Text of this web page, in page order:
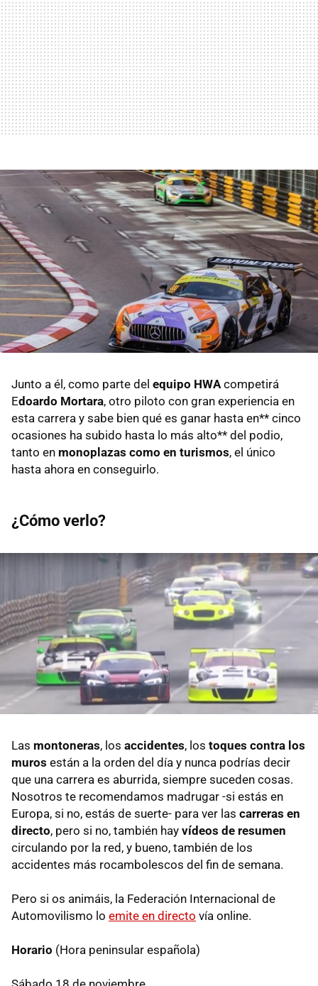
Junto a él, como parte del equipo HWAcompetirá
Edoardo Mortara, otro piloto con gran experiencia en
esta carrera y sabe bien qué es ganar hasta en** cinco
ocasiones ha subido hasta lo más alto** del podio,
tanto en monoplazas como en turismos, el único
hasta ahora en conseguirlo.
¿Cómo verlo?
Las montoneras, los accidentes, los toques contra los
muros están a la orden del día y nunca podrías decir
que una carrera es aburrida, siempre suceden cosas.
Nosotros te recomendamos madrugar -si estás en
Europa, si no, estás de suerte- para ver las carreras en
directo, pero si no, también hay vídeos de resumen
circulando por la red, y bueno, también de los
accidentes más rocambolescos del fin de semana.
Pero si os animáis, la Federación Internacional de
Automovilismo lo emite en directo vía online.
Horario (Hora peninsular española)